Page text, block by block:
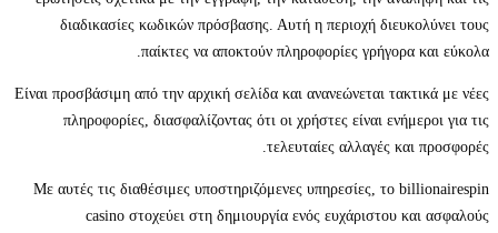
διαδικασίες κωδικών πρόσβασης. Αυτή η περιοχή διευκολύνει τους
παίκτες να αποκτούν πληροφορίες γρήγορα και εύκολα.
Είναι προσβάσιμη από την αρχική σελίδα και ανανεώνεται τακτικά με νέες
πληροφορίες, διασφαλίζοντας ότι οι χρήστες είναι ενήμεροι για τις
τελευταίες αλλαγές και προσφορές.
Με αυτές τις διαθέσιμες υποστηριζόμενες υπηρεσίες, το billionairespin
casino στοχεύει στη δημιουργία ενός ευχάριστου και ασφαλούς